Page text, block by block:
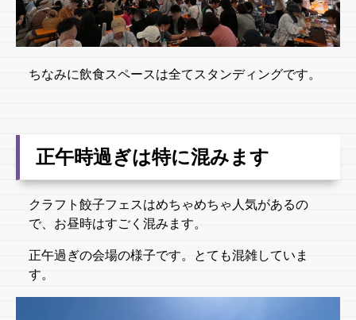
ちなみに飲食スペースは全てスタンディングです。
正午時過ぎは特に混みます
クラフト餃子フェスはめちゃめちゃ人気があるの
で、お昼時はすごく混みます。
正午過ぎの会場の様子です。とても混雑していま
す。